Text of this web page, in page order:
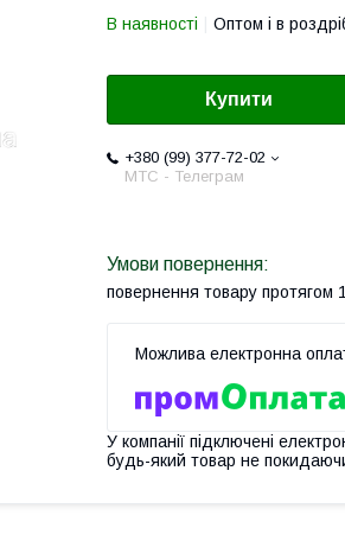
В наявності Оптом і в
Купити
+380 (99) 377-72-02
МТС - Телеграм
повернення товару протягом
У компанії підключені
будь-який товар не